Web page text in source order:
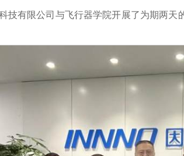
技有限公司与飞行器学院开展了为期两